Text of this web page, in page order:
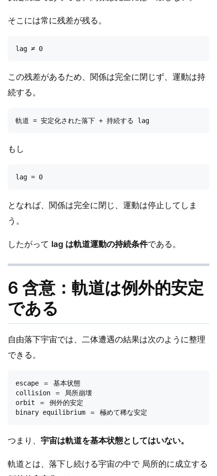
そこには常に残差が残る。
この残差があるため、関係は完全に閉じず、運動は持
続する。
もし
となれば、関係は完全に閉じ、運動は停止してしま
う。
したがって lag は軌道運動の持続条件である。
6 含意：軌道は例外的安定
である
自由落下宇宙では、二体遭遇の結果は次のように整理
できる。
escape ＝ 基本状態
collision ＝ 局所崩壊
orbit ＝ 例外的安定
つまり、 宇宙は軌道を基本状態としてはいない。
軌道とは、落下し続ける宇宙の中で 局所的に成立する